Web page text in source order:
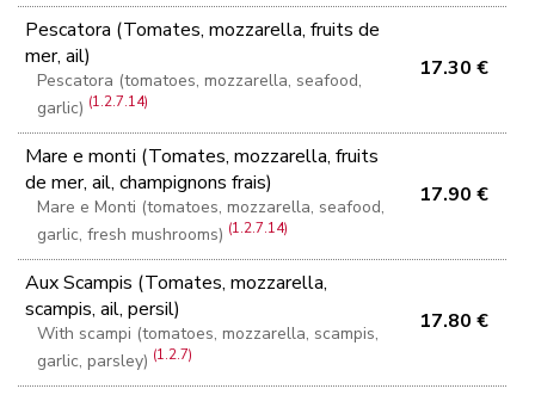
Pescatora (Tomates, mozzarella, fruits de
mer, ail)
Pescatora (tomatoes, mozzarella, seafood,
garlic) (1.2.7.14)
17.30 €
Mare e monti (Tomates, mozzarella, fruits
de mer, ail, champignons frais)
Mare e Monti (tomatoes, mozzarella, seafood,
garlic, fresh mushrooms) (1.2.7.14)
17.90 €
Aux Scampis (Tomates, mozzarella,
scampis, ail, persil)
With scampi (tomatoes, mozzarella, scampis,
garlic, parsley) (1.2.7)
17.80 €